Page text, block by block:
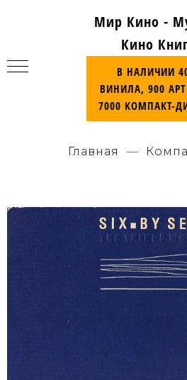
Мир Кино -
Кино
В НАЛИЧИИ
ВИНИЛА, 900
7000 КОМПАКТ-
Главная